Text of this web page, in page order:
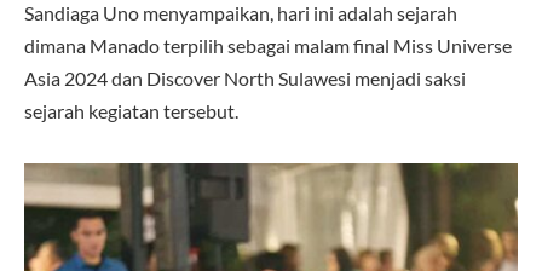
Sandiaga Uno menyampaikan, hari ini adalah sejarah
dimana Manado terpilih sebagai malam final Miss Universe
Asia 2024 dan Discover North Sulawesi menjadi saksi
sejarah kegiatan tersebut.